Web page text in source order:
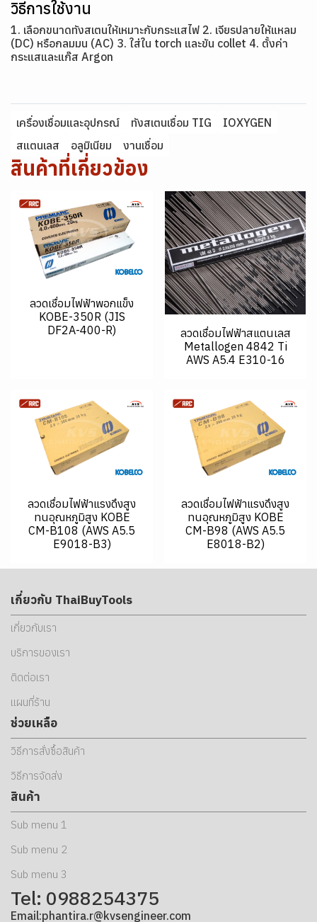
วิธีการใช้งาน
1. เลือกขนาดทังสเตนให้เหมาะกับกระแสไฟ 2. เจียรปลายให้แหลม
(DC) หรือกลมมน (AC) 3. ใส่ใน torch และขัน collet 4. ตั้งค่า
กระแสและแก๊ส Argon
เครื่องเชื่อมและอุปกรณ์ ทังสเตนเชื่อม TIG
IOXYGEN
สแตนเลส
อลูมิเนียม งานเชื่อม
สินค้าที่เกี่ยวข้อง
ลวดเชื่อมไฟฟ้าพอกแข็ง
KOBE-350R (JIS
DF2A-400-R)
ลวดเชื่อมไฟฟ้าสแตนเลส
Metallogen 4842 Ti
AWS A5.4 E310-16
ลวดเชื่อมไฟฟ้าแรงดึงสูง
ทนอุณหภูมิสูง KOBE
CM-B108 (AWS A5.5
E9018-B3)
ลวดเชื่อมไฟฟ้าแรงดึงสูง
ทนอุณหภูมิสูง KOBE
CM-B98 (AWS A5.5
E8018-B2)
เกี่ยวกับ ThaiBuyTools
เกี่ยวกับเรา
บริการของเรา
ติดต่อเรา
แผนที่ร้าน
ช่วยเหลือ
วิธีการสั่งซื้อสินค้า
วิธีการจัดส่ง
สินค้า
Sub menu 1
Sub menu 2
Sub menu 3
Tel: 0988254375
Email:phantira.r@kvsengineer.com